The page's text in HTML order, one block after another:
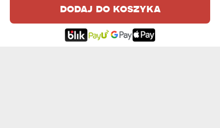
dodaj do koszyka
imponująca.
OPINIE DLA INNYCH PRODUKÓW Z TEJ KATEGORII: